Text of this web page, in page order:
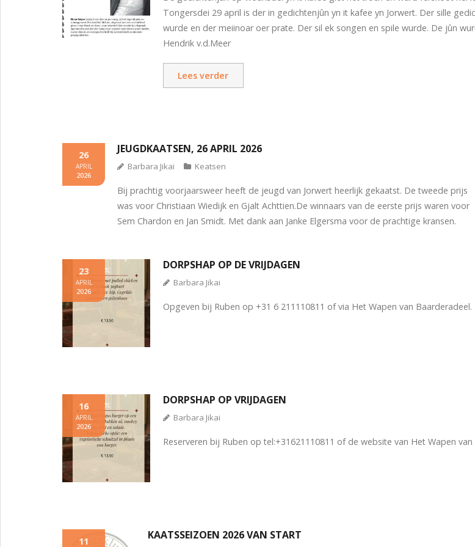
Tongersdei 29 april is der in gedichtenjûn yn it kafee yn Jorwert. Der sille
wurde en der meiinoar oer prate. Der sil ek songen en spile wurde. De jûn
Hendrik v.d.Meer
Lees verder
JEUGDKAATSEN, 26 APRIL 2026
26
APRIL
2026
Barbara Jikai Keatsen
Bij prachtig voorjaarsweer heeft de jeugd van Jorwert heerlijk gekaatst. De tweede prijs
was voor Christiaan Wiedijk en Gjalt Achttien.De winnaars van de eerste prijs waren voor
Sem Chardon en Jan Smidt. Met dank aan Janke Elgersma voor de prachtige kransen.
DORPSHAP OP DE VRIJDAGEN
23
APRIL
2026
Barbara Jikai
Opgeven bij Ruben op +31 6 211110811 of via Het Wapen van Baarderadeel.
DORPSHAP OP VRIJDAGEN
16
APRIL
2026
Barbara Jikai
Reserveren bij Ruben op tel:+31621110811 of de website van Het Wapen
KAATSSEIZOEN 2026 VAN START
11